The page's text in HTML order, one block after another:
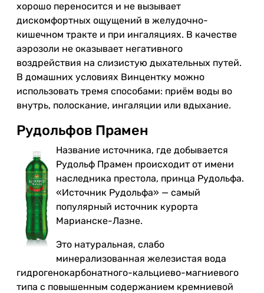
хорошо переносится и не вызывает
дискомфортных ощущений в желудочно-
кишечном тракте и при ингаляциях. В качестве
аэрозоли не оказывает негативного
воздpействия на слизистую дыхательных путей.
В домашних условиях Винцентку можно
использовать тремя способами: приём воды во
внутрь, полоскание, ингаляции или вдыхание.
Рудольфов Прамен
Название источника, где добывается
Рудольф Прамен происходит от имени
наследника престола, принца Рудольфа.
«Источник Рудольфа» — самый
популярный источник курорта
Марианске-Лазне.
Это натуральная, слабо
минерализованная железистая вода
гидрогенокарбонатного-кальциево-магниевого
типа с повышенным содержанием кремниевой